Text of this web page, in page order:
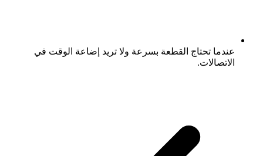
عندما تحتاج القطعة بسرعة ولا تريد إضاعة الوقت في
الاتصالات.